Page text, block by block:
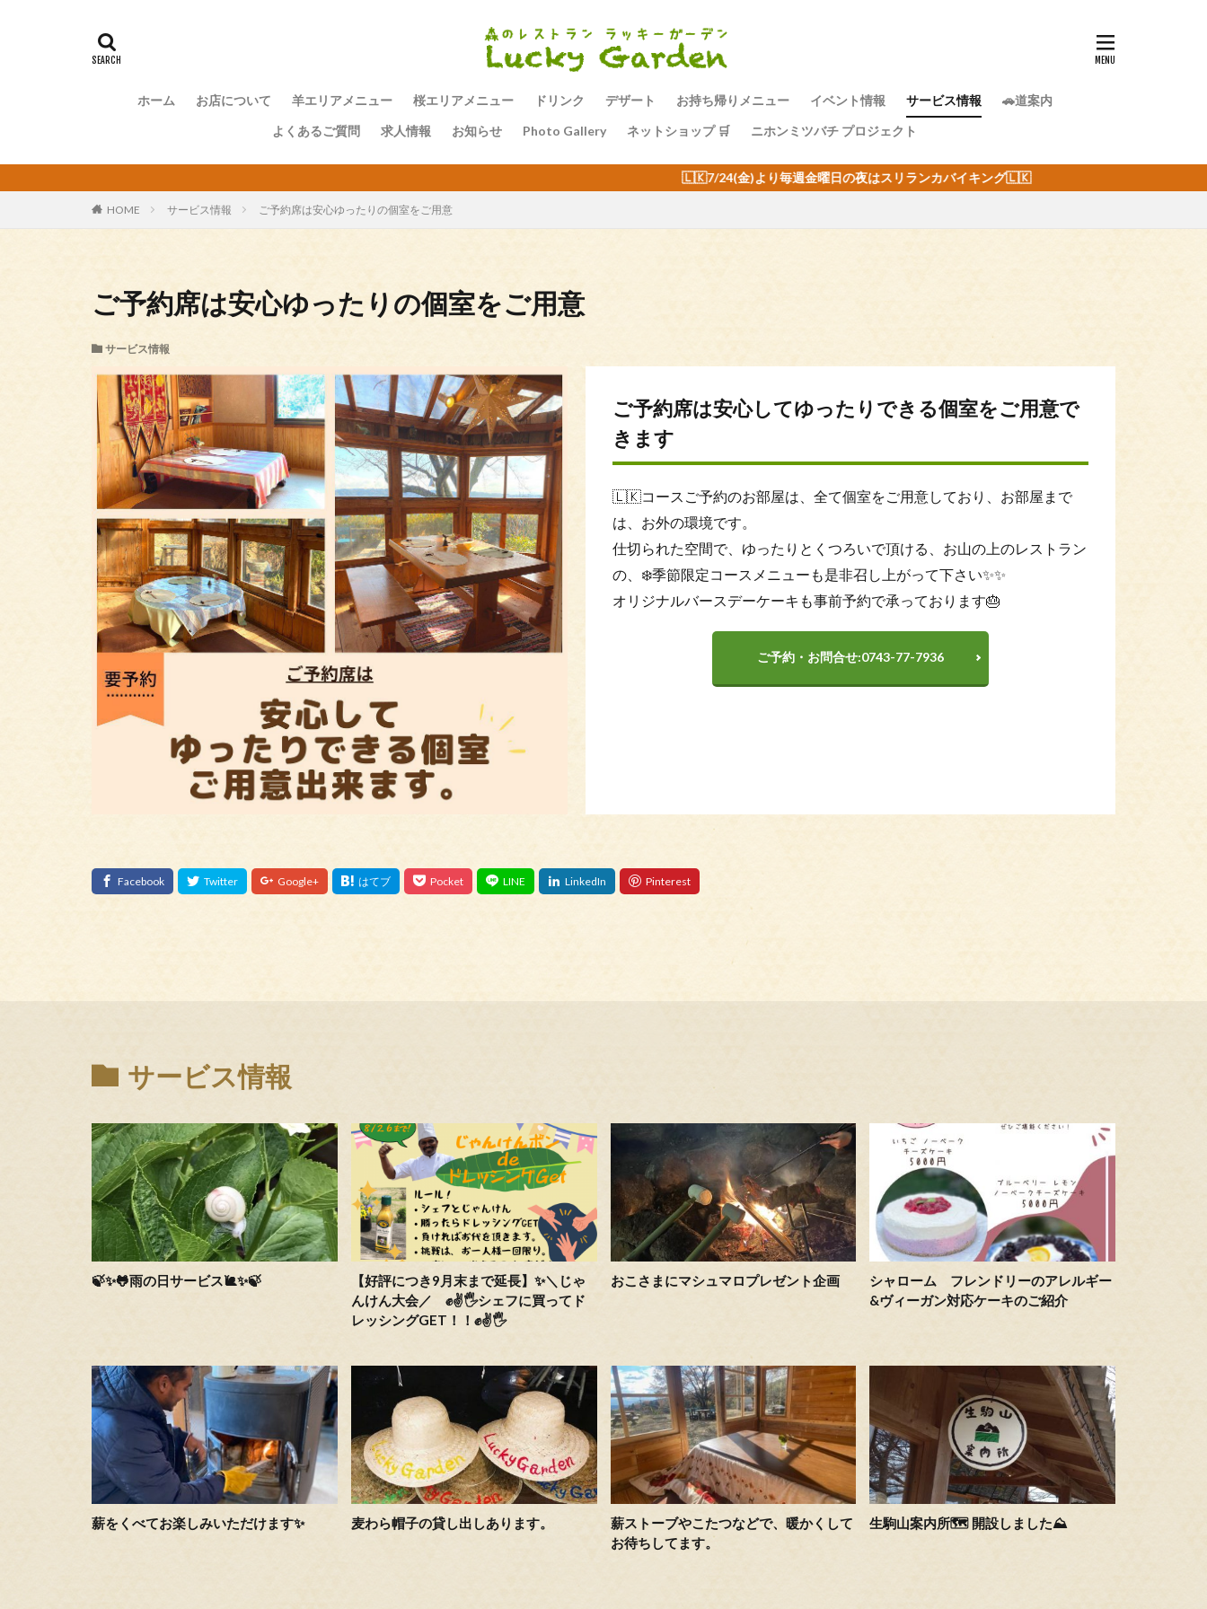
ホーム お店について 羊エリアメニュー 桜エリアメニュー ドリンク デザート お持ち帰りメニュー イベント情報 サービス情報
🚗道案内
よくあるご質問
求人情報 お知らせ Photo Gallery ネットショップ 🛒 ニホンミツバチ プロジェクト
🇱🇰7/24(金)より毎週金曜日の夜はスリランカバイキング🇱🇰
HOME サービス情報 ご予約席は安心ゆったりの個室をご用意
ご予約席は安心ゆったりの個室をご用意
サービス情報
ご予約席は安心してゆったりできる個室をご用意で
きます
🇱🇰コースご予約のお部屋は、全て個室をご用意しており、お部屋まで
は、お外の環境です。
仕切られた空間で、ゆったりとくつろいで頂ける、お山の上のレストラン
の、❄️季節限定コースメニューも是非召し上がって下さい✨✨
オリジナルバースデーケーキも事前予約で承っております🎂
ご予約・お問合せ:0743-77-7936
サービス情報
🍃✨🐸雨の日サービス🐌✨🍃
【好評につき9月末まで延長】✨＼じゃ
んけん大会／ ✊️✌️🖐️シェフに買ってド
レッシングGET！！✊️✌️🖐️
おこさまにマシュマロプレゼント企画
シャローム フレンドリーのアレルギー
&ヴィーガン対応ケーキのご紹介
薪をくべてお楽しみいただけます✨ 麦わら帽子の貸し出しあります。
薪ストーブやこたつなどで、暖かくして
お待ちしてます。
生駒山案内所🗺 開設しました⛰